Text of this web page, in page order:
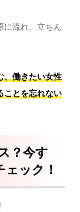
に流れ、立ちん
、働きたい女性
ことを忘れない
？今す
ック！